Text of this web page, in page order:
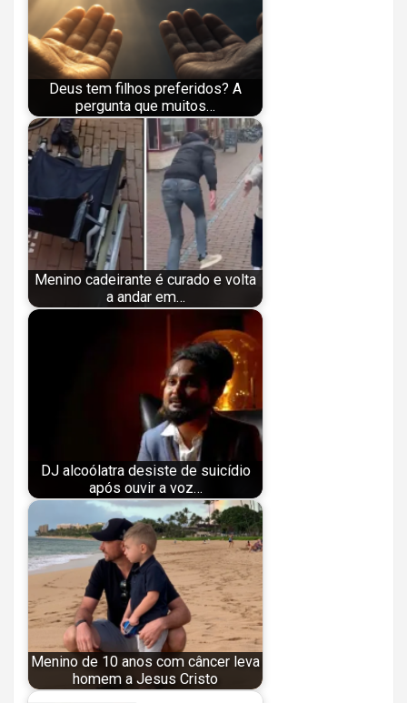
Deus tem filhos preferidos? A
pergunta que muitos…
Menino cadeirante é curado e volta
a andar em…
DJ alcoólatra desiste de suicídio
após ouvir a voz…
Menino de 10 anos com câncer leva
homem a Jesus Cristo